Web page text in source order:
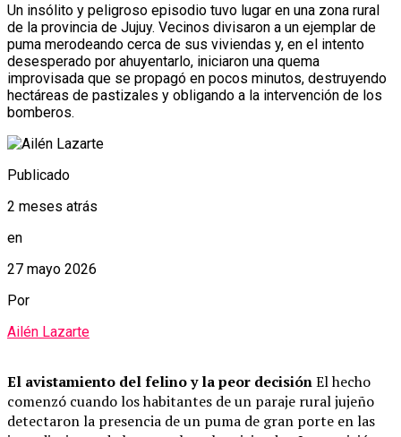
Un insólito y peligroso episodio tuvo lugar en una zona rural
de la provincia de Jujuy. Vecinos divisaron a un ejemplar de
puma merodeando cerca de sus viviendas y, en el intento
desesperado por ahuyentarlo, iniciaron una quema
improvisada que se propagó en pocos minutos, destruyendo
hectáreas de pastizales y obligando a la intervención de los
bomberos.
Publicado
2 meses atrás
en
27 mayo 2026
Por
Ailén Lazarte
El avistamiento del felino y la peor decisiónEl hecho
comenzó cuando los habitantes de un paraje rural jujeño
detectaron la presencia de un puma de gran porte en las